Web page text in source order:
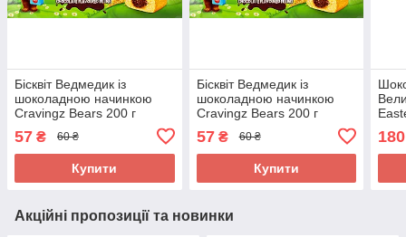
Бісквіт Ведмедик із
шоколадною начинкою
Cravingz Bears 200 г
Туреччина
57 ₴ 60 ₴
Купити
Бісквіт Ведмедик із
шоколадною начинкою
Cravingz Bears 200 г
Туреччина
57₴ 60 ₴
Купити
Акційні пропозиції та новинки